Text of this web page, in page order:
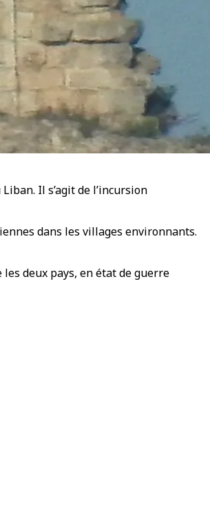
Il s’agit de l’incursion
dans les villages environnants.
deux pays, en état de guerre